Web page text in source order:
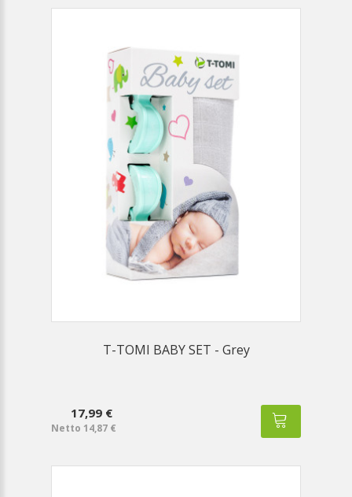
T-TOMI BABY SET - Grey
17,99 €
Netto 14,87 €